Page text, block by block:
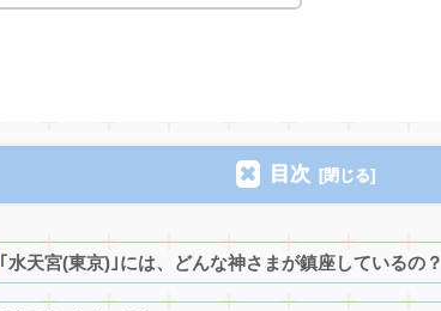
目次
｢水天宮(東京)｣には、どんな神さまが鎮座しているの？